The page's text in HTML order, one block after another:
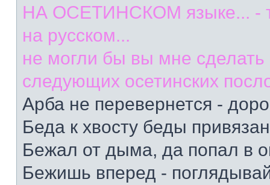
НА ОСЕТИНСКОМ языке... -
на русском...
не могли бы вы мне
следующих осетинских
Арба не перевернется -
Беда к хвосту беды
Бежал от дыма, да попал в
Бежишь вперед -